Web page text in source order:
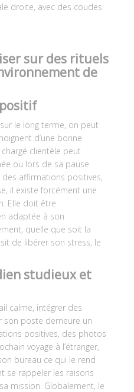
droite, avec des coudes
sur des rituels
de
le long terme, on peut
d’une bonne
clientèle peut
ou lors de sa pause
affirmations positives,
il existe forcément une
Elle doit être
adaptée à son
quelle que soit la
de libérer son stress, le
studieux et
calme, intégrer des
son poste demeure un
positives, des photos
voyage à l’étranger,
bureau ce qui le rend
se rappeler les raisons
mission. Globalement, le